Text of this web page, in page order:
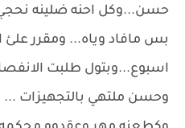
حسن...وكل احنه ضلينه
بس مافاد وياه... ومقرر علئ
اسبوع...وبتول طلبت
وحسن ملتهي بالتجهيزات